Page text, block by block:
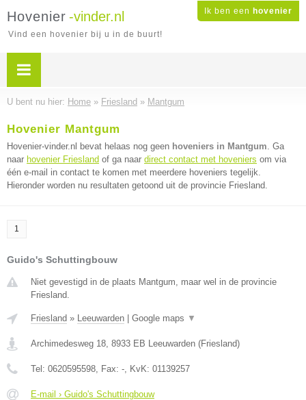
Ik ben een hovenier
Hovenier -vinder.nl
Vind een hovenier bij u in de buurt!
U bent nu hier: Home » Friesland » Mantgum
Hovenier Mantgum
Hovenier-vinder.nl bevat helaas nog geen hoveniers in Mantgum. Ga
naar hovenier Friesland of ga naar direct contact met hoveniers om via
één e-mail in contact te komen met meerdere hoveniers tegelijk.
Hieronder worden nu resultaten getoond uit de provincie Friesland.
1
Guido's Schuttingbouw
Niet gevestigd in de plaats Mantgum, maar wel in de provincie
Friesland.
Friesland » Leeuwarden Google maps ▼
Archimedesweg 18, 8933 EB Leeuwarden (Friesland)
Tel: 0620595598, Fax: -, KvK: 01139257
E-mail › Guido's Schuttingbouw